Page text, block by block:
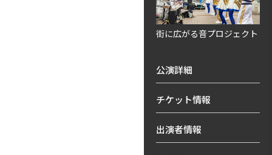
街に広がる音プロジェクト
公演詳細
チケット情報
出演者情報